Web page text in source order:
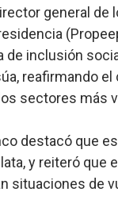
general
inclusión
reafirmando
sectores más
destacó que
y reiteró
situaciones de